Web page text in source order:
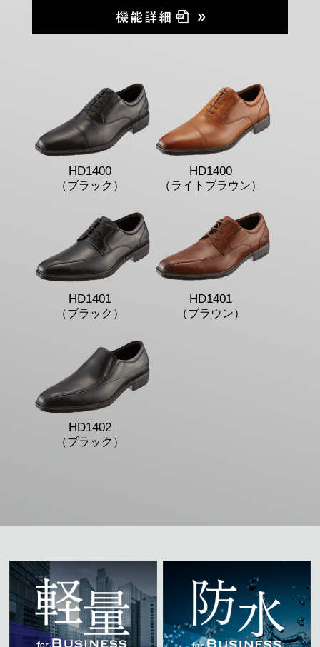
HD1400
（ブラック）
HD1400
（ライトブラウン）
HD1401
（ブラック）
HD1401
（ブラウン）
HD1402
（ブラック）